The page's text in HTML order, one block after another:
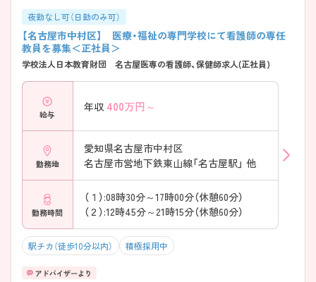
夜勤なし可（日勤のみ可）
【名古屋市中村区】 医療・福祉の専門学校にて看護師の専任
教員を募集＜正社員＞
学校法人日本教育財団 名古屋医専の看護師、保健師求人(正社員)
給与
年収 400万円～
勤務地
愛知県名古屋市中村区
名古屋市営地下鉄東山線「名古屋駅」 他
勤務時間
（１）:08時30分～17時00分（休憩60分）
（２）:12時45分～21時15分（休憩60分）
駅チカ（徒歩10分以内） 積極採用中